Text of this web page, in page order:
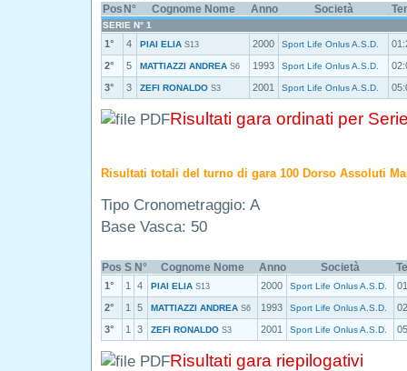
Pos N° Cognome Nome Anno Società
SERIE N° 1
1° 4 PIAI ELIA S13 2000 Sport Life Onlus A.S.D.
2°
5 MATTIAZZI ANDREA S6 1993 Sport Life Onlus A.S.D.
3°
3 ZEFI RONALDO S3 2001 Sport Life Onlus A.S.D.
Risultati gara ordinati per
Risultati totali del turno di gara 100 Dorso Assoluti
Tipo Cronometraggio: A
Base Vasca: 50
Pos S N° Cognome Nome Anno Società
1° 1 4 PIAI ELIA S13 2000 Sport Life Onlus A.S.D.
2°
1 5 MATTIAZZI ANDREA S6 1993 Sport Life Onlus A.S.D.
3°
1 3 ZEFI RONALDO S3 2001 Sport Life Onlus A.S.D.
Risultati gara riepilogativi